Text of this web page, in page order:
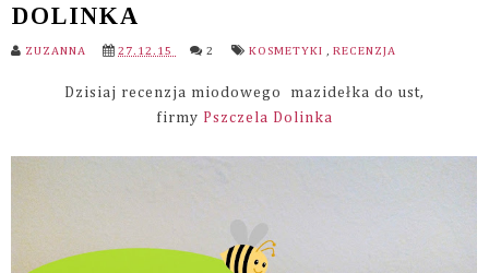
DOLINKA
ZUZANNA 27.12.15 2 KOSMETYKI RECENZJA
Dzisiaj recenzja miodowego mazidełka do ust,
firmy Pszczela Dolinka